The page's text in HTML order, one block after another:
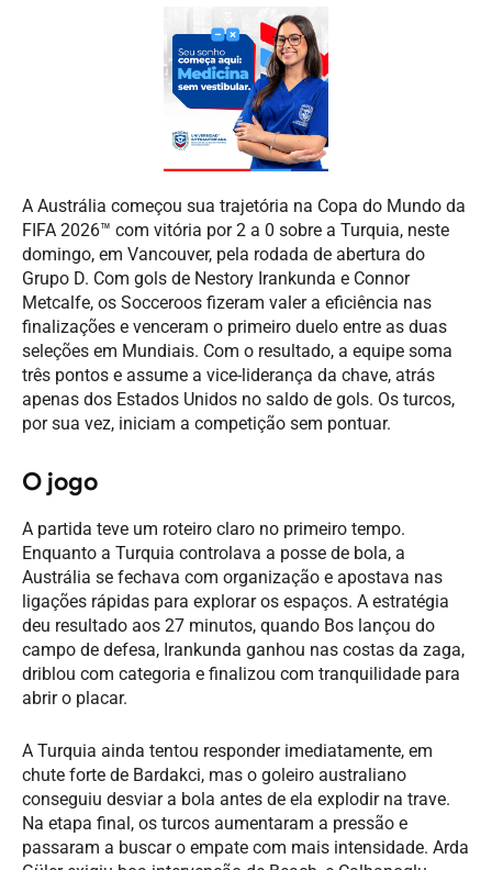
A Austrália começou sua trajetória na Copa do Mundo da
FIFA 2026™ com vitória por 2 a 0 sobre a Turquia, neste
domingo, em Vancouver, pela rodada de abertura do
Grupo D. Com gols de Nestory Irankunda e Connor
Metcalfe, os Socceroos fizeram valer a eficiência nas
finalizações e venceram o primeiro duelo entre as duas
seleções em Mundiais. Com o resultado, a equipe soma
três pontos e assume a vice-liderança da chave, atrás
apenas dos Estados Unidos no saldo de gols. Os turcos,
por sua vez, iniciam a competição sem pontuar.
O jogo
A partida teve um roteiro claro no primeiro tempo.
Enquanto a Turquia controlava a posse de bola, a
Austrália se fechava com organização e apostava nas
ligações rápidas para explorar os espaços. A estratégia
deu resultado aos 27 minutos, quando Bos lançou do
campo de defesa, Irankunda ganhou nas costas da zaga,
driblou com categoria e finalizou com tranquilidade para
abrir o placar.
A Turquia ainda tentou responder imediatamente, em
chute forte de Bardakci, mas o goleiro australiano
conseguiu desviar a bola antes de ela explodir na trave.
Na etapa final, os turcos aumentaram a pressão e
passaram a buscar o empate com mais intensidade. Arda